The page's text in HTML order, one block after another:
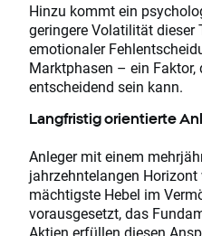
Hinzu kommt ein
geringere Volatilität dieser
emotionaler
Marktphasen – ein Faktor,
entscheidend sein kann.
Langfristig orientierte
Anleger mit einem
jahrzehntelangen
mächtigste Hebel im
vorausgesetzt, das
Aktien erfüllen diesen